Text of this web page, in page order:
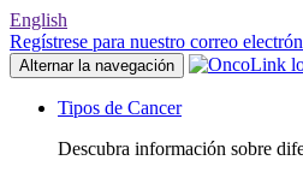
English
Regístrese para nuestro correo
Alternar la navegación
Tipos de Cancer
Descubra información sobre